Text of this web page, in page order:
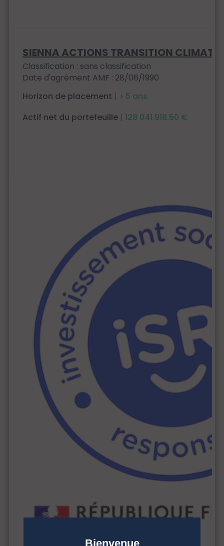
SIENNA ACTIONS TRANSITION CLIMAT
Classification : sans classification
Date d'agrément AMF : 28/06/1990
Horizon de placement | > 5 ans
Actif net du portefeuille | 128 041 918.50 €
Bienvenue